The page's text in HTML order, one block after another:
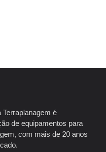
é
de equipamentos para
com mais de 20 anos